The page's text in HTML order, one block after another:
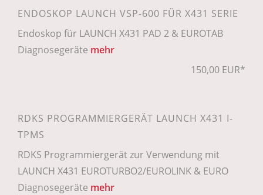
ENDOSKOP LAUNCH VSP-600 FÜR X431 SERIE
Endoskop für LAUNCH X431 PAD 2 & EUROTAB
Diagnosegeräte mehr
150,00 EUR*
RDKS PROGRAMMIERGERÄT LAUNCH X431 I-
TPMS
RDKS Programmiergerät zur Verwendung mit
LAUNCH X431 EUROTURBO2/EUROLINK & EURO
Diagnosegeräte mehr